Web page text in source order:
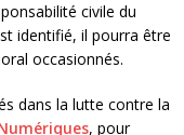
civile du
identifié, il pourra être
occasionnés.
dans la lutte contre la
, pour